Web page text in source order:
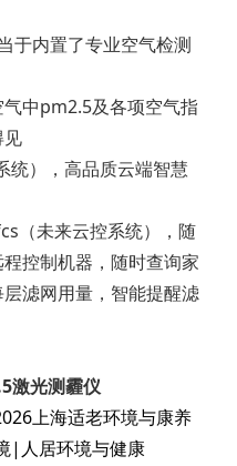
于内置了专业空气检测
中pm2.5及各项空气指
见
统），高品质云端智慧
（未来云控系统），随
控制机器，随时查询家
滤网用量，智能提醒滤
激光测霾仪